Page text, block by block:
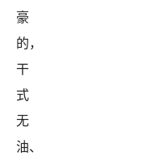
豪
的，
干
式
无
油、